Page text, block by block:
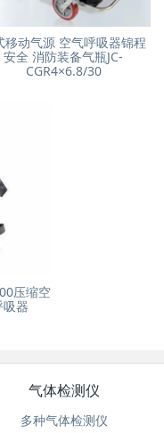
移动气源 空气呼吸器锦程
安全 消防装备气瓶JC-
CGR4×6.8/30
压缩空
器
气体检测仪
多种气体检测仪